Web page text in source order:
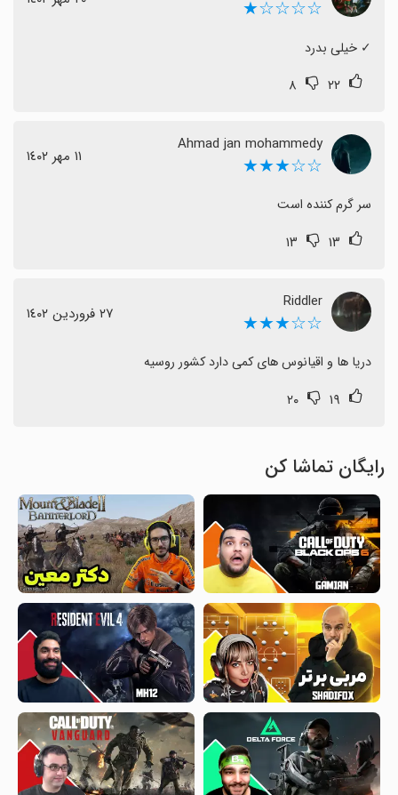
☆☆☆☆★
‏✓ خیلی بدرد
۲۲ ۸
Ahmad jan mohammedy
☆☆★★★ ١١ مهر ١٤٠٢
سر گرم کننده است
۱۳ ۱۳
Riddler
☆☆★★★ ٢٧ فروردین ١٤٠٢
دریا ها و اقیانوس های کمی دارد کشور روسیه
۱۹ ۲۰
رایگان تماشا کن